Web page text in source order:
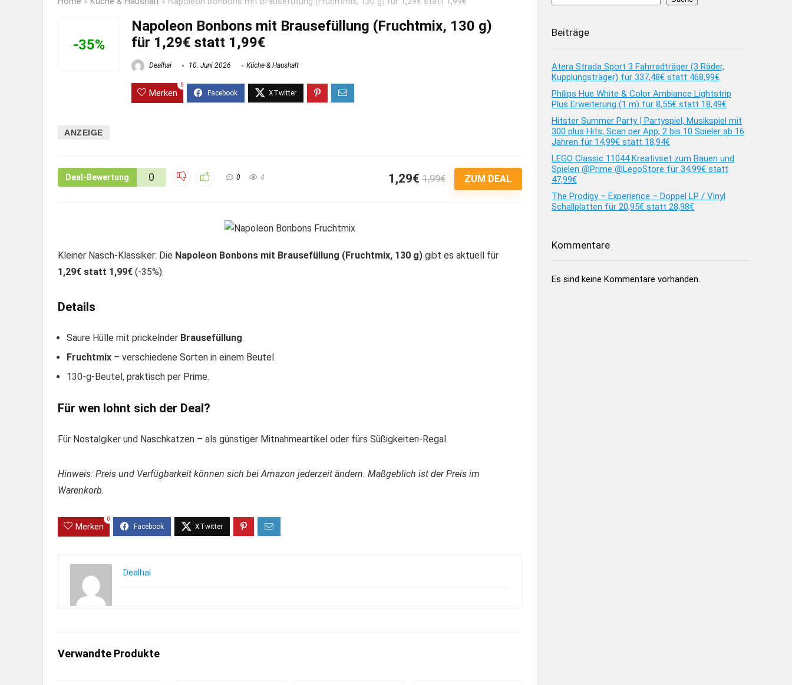
-35%
Napoleon Bonbons mit Brausefüllung (Fruchtmix, 130 g)
für 1,29€ statt 1,99€
Dealhai 10. Juni 2026 Küche & Haushalt
Merken
0
ANZEIGE
Deal-Bewertung 0 0 4 1,29€ 1,99€ ZUM DEAL
Kleiner Nasch-Klassiker: Die Napoleon Bonbons mit Brausefüllung (Fruchtmix, 130 g) gibt es aktuell für
1,29€ statt 1,99€ (-35%).
Details
Saure Hülle mit prickelnder Brausefüllung.
Fruchtmix – verschiedene Sorten in einem Beutel.
130-g-Beutel, praktisch per Prime.
Für wen lohnt sich der Deal?
Für Nostalgiker und Naschkatzen – als günstiger Mitnahmeartikel oder fürs Süßigkeiten-Regal.
Hinweis: Preis und Verfügbarkeit können sich bei Amazon jederzeit ändern. Maßgeblich ist der Preis im
Warenkorb.
Merken
0
Dealhai
Verwandte Produkte
Beiträge
Atera Strada Sport 3 Fahrradträger (3 Räder,
Kupplungsträger) für 337,48€ statt 468,99€
Philips Hue White & Color Ambiance Lightstrip
Plus Erweiterung (1 m) für 8,55€ statt 18,49€
Hitster Summer Party | Partyspiel, Musikspiel mit
300 plus Hits, Scan per App, 2 bis 10 Spieler ab 16
Jahren für 14,99€ statt 18,94€
LEGO Classic 11044 Kreativset zum Bauen und
Spielen @Prime @LegoStore für 34,99€ statt
47,99€
The Prodigy – Experience – Doppel LP / Vinyl
Schallplatten für 20,95€ statt 28,98€
Kommentare
Es sind keine Kommentare vorhanden.